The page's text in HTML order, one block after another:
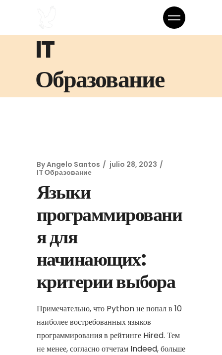
IT
Образование
ByAngelo Santos
julio 28, 2023
IT Образование
Языки
программировани
я для
начинающих:
критерии выбора
Примечательно, что Python не попал в 10
наиболее востребованных языков
программирования в рейтинге Hired. Тем
не менее, согласно отчетам Indeed, больше